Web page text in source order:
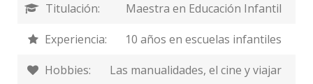
Titulación:
Maestra en Educación Infantil
Experiencia:
10 años en escuelas infantiles
Hobbies:
Las manualidades, el cine y viajar